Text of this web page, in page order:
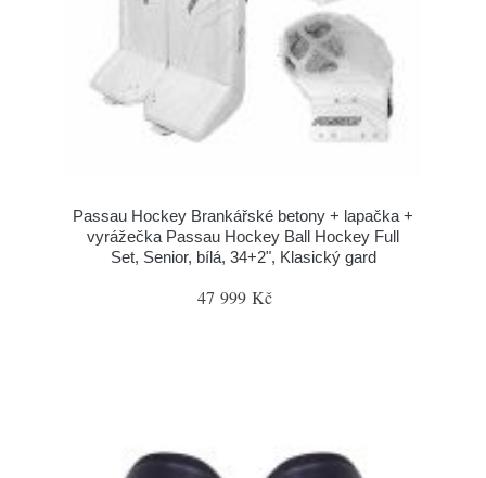
Passau Hockey Brankářské betony + lapačka +
vyrážečka Passau Hockey Ball Hockey Full
Set, Senior, bílá, 34+2", Klasický gard
47 999 Kč